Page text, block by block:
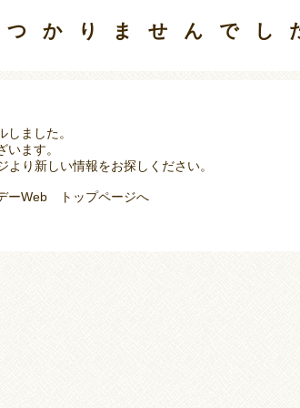
つかりませんでし
しました。
ます。
り新しい情報をお探しください。
ーWeb トップページへ